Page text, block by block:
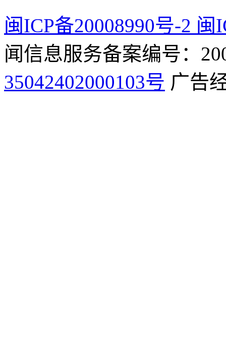
闽ICP备20008990号-2 闽
闻信息服务备案编号：
35042402000103号 广告